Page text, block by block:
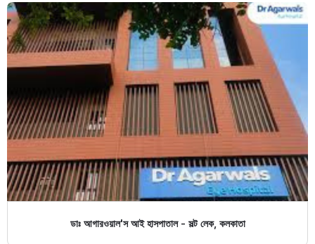
ডাঃ আগারওয়াল'স আই হাসপাতাল - সল্ট লেক, কলকাতা